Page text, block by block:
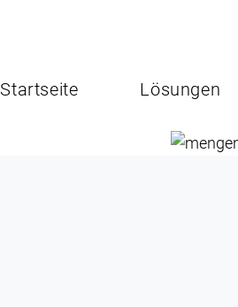
Startseite Lösungen